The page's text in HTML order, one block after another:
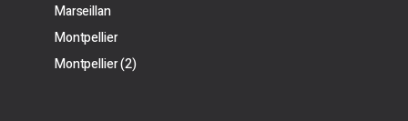
Marseillan
Montpellier
Montpellier (2)